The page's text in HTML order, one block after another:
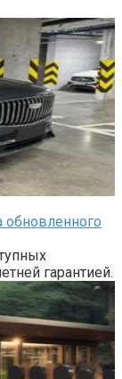
обновленного
гарантией.